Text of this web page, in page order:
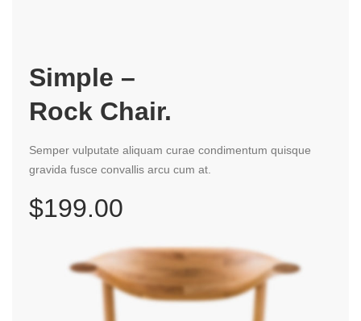
Simple –
Rock Chair.
Semper vulputate aliquam curae condimentum quisque
gravida fusce convallis arcu cum at.
$199.00